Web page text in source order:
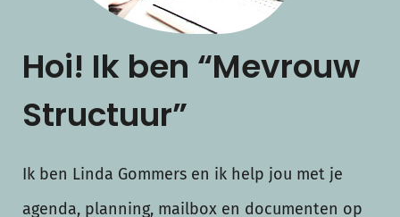
Hoi! Ik ben “Mevrouw
Structuur”
Ik ben Linda Gommers en ik help jou met je
agenda, planning, mailbox en documenten op